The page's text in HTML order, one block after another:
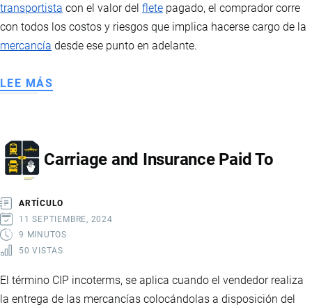
transportista con el valor del flete pagado, el comprador corre
con todos los costos y riesgos que implica hacerse cargo de la
mercancía desde ese punto en adelante.
LEE MÁS
Carriage and Insurance Paid To
ARTÍCULO
11 SEPTIEMBRE, 2024
9 MINUTOS
50 VISTAS
El término CIP incoterms, se aplica cuando el vendedor realiza
la entrega de las mercancías colocándolas a disposición del